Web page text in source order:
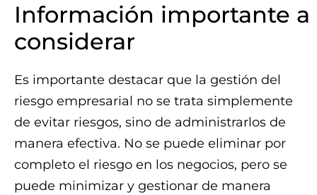
Información importante a
considerar
Es importante destacar que la gestión del
riesgo empresarial no se trata simplemente
de evitar riesgos, sino de administrarlos de
manera efectiva. No se puede eliminar por
completo el riesgo en los negocios, pero se
puede minimizar y gestionar de manera